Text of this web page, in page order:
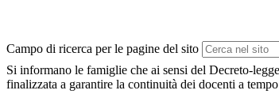
Campo di ricerca per le pagine del sito
Si informano le famiglie che ai sensi del Decreto-
finalizzata a garantire la continuità dei docenti a